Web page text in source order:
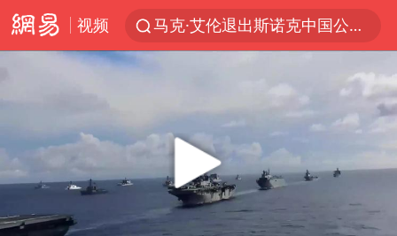
视频
马克·艾伦退出斯诺克中国公开赛
新疆优化调整景区内自驾服务费
上四休三，但降薪1000元，你接受吗？
央视新主播李秋莹孙亚鹏亮相
情侣平潭拍日出坠崖1死1伤
全民健身事业高质量发展